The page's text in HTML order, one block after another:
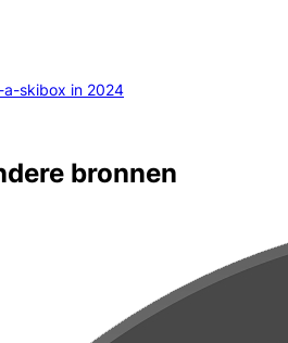
a-skibox in 2024
bronnen